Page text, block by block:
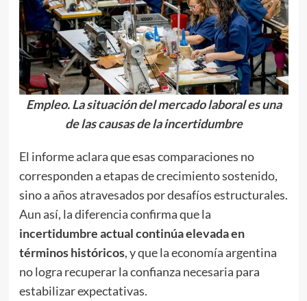
Empleo. La situación del mercado laboral es una
de las causas de la incertidumbre
El informe aclara que esas comparaciones no
corresponden a etapas de crecimiento sostenido,
sino a años atravesados por desafíos estructurales.
Aun así, la diferencia confirma que la
incertidumbre actual continúa elevada en
términos históricos, y que la economía argentina
no logra recuperar la confianza necesaria para
estabilizar expectativas.